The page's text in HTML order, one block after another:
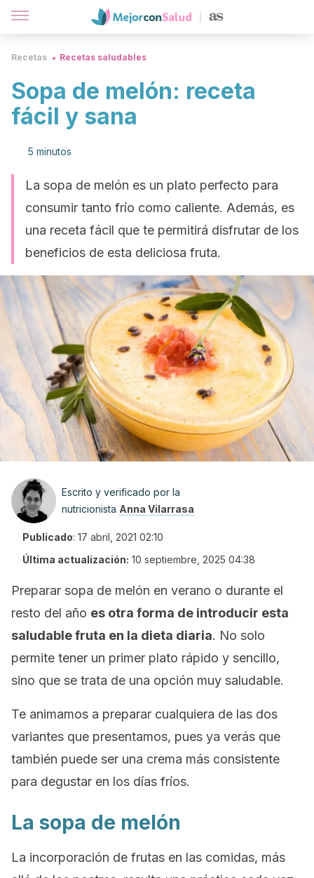
Recetas Recetas saludables
Sopa de melón: receta
fácil y sana
5 minutos
La sopa de melón es un plato perfecto para
consumir tanto frío como caliente. Además, es
una receta fácil que te permitirá disfrutar de los
beneficios de esta deliciosa fruta.
Escrito y verificado por la
nutricionista Anna Vilarrasa
Publicado: 17 abril, 2021 02:10
Última actualización: 10 septiembre, 2025 04:38
Preparar sopa de melón en verano o durante el
resto del año es otra forma de introducir esta
saludable fruta en la dieta diaria. No solo
permite tener un primer plato rápido y sencillo,
sino que se trata de una opción muy saludable.
Te animamos a preparar cualquiera de las dos
variantes que presentamos, pues ya verás que
también puede ser una crema más consistente
para degustar en los días fríos.
La sopa de melón
La incorporación de frutas en las comidas, más